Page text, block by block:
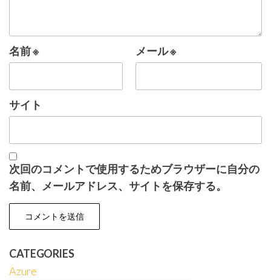
名前※ メール※
サイト
次回のコメントで使用するためブラウザーに自分の
名前、メールアドレス、サイトを保存する。
CATEGORIES
Azure